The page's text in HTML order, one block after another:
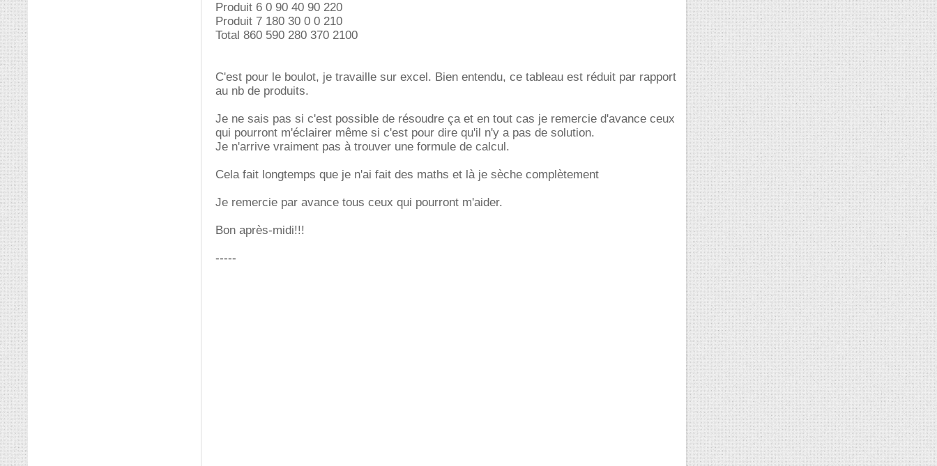
Produit 6 0 90 40 90 220
Produit 7 180 30 0 0 210
Total 860 590 280 370 2100
C'est pour le boulot, je travaille sur excel. Bien entendu, ce tableau est réduit par rapport
au nb de produits.
Je ne sais pas si c'est possible de résoudre ça et en tout cas je remercie d'avance ceux
qui pourront m'éclairer même si c'est pour dire qu'il n'y a pas de solution.
Je n'arrive vraiment pas à trouver une formule de calcul.
Cela fait longtemps que je n'ai fait des maths et là je sèche complètement
Je remercie par avance tous ceux qui pourront m'aider.
Bon après-midi!!!
-----